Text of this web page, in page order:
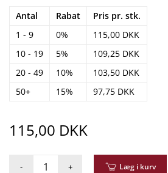
Antal Rabat
Pris pr. stk.
1 - 9
0%
115,00 DKK
10 - 19
5%
109,25 DKK
20 - 49
10%
103,50 DKK
50+
15% 97,75 DKK
115,00 DKK
- + Læg i kurv